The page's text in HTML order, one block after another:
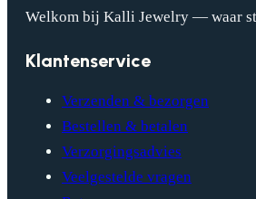
Welkom bij Kalli Jewelry — waar
Klantenservice
Verzenden & bezorgen
Bestellen & betalen
Verzorgingsadvies
Veelgestelde vragen